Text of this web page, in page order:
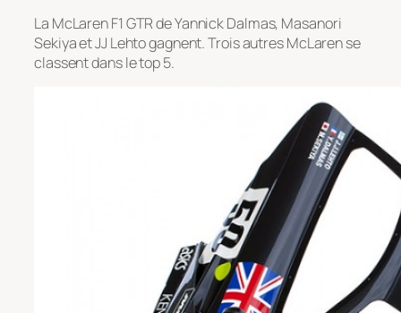
La McLaren F1 GTR de Yannick Dalmas, Masanori
Sekiya et JJ Lehto gagnent. Trois autres McLaren se
classent dans le top 5.